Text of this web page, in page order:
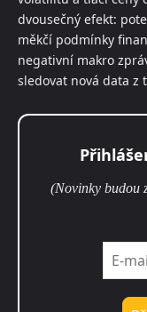
dvousečný efekt:
měkčí podmínky
negativní makro
sledovat nová data z
(Novinky budou